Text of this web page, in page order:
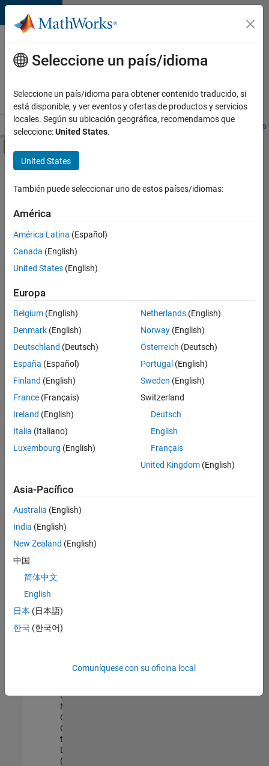
Saltar al contenido
Ofertas
de
empleo
MathWorks
Visión general Búsqueda de empleo Oficinas locales
Contenido principal
FILTRADO POR
Marketing Communications
Office and Administrative Services
Ordenar por
Guardar
empleos
seleccionados
No se
han
traducido
todos
los
empleos.
Busque
por
ubicación
todos
empleos
en su
zona.
Director of Digital Marketing and Campaigns
US-MA-Natick
Communications |
Corporate Social
Responsibility
US-MA-Natick|
Marketing
Communications |
Contratos
temporales/consultores
Duration: 5 months
(begins Ag. 2026)
Seleccione un país/idioma
Seleccione un país/idioma para obtener contenido traducido, si
está disponible, y ver eventos y ofertas de productos y servicios
locales. Según su ubicación geográfica, recomendamos que
seleccione:United States.
United States
También puede seleccionar uno de estos países/idiomas:
América
América Latina (Español)
Canada (English)
United States (English)
Europa
Belgium (English)
Denmark (English)
Deutschland (Deutsch)
España (Español)
Finland (English)
France (Français)
Ireland (English)
Italia (Italiano)
Luxembourg (English)
Netherlands(English)
Norway(English)
Österreich (Deutsch)
Portugal (English)
Sweden (English)
Switzerland
Deutsch
English
Français
United Kingdom(English)
Asia-Pacífico
Australia (English)
India (English)
New Zealand (English)
中国
简体中文
English
日本 (日本語)
한국 (한국어)
Comuníquese con su oficina local